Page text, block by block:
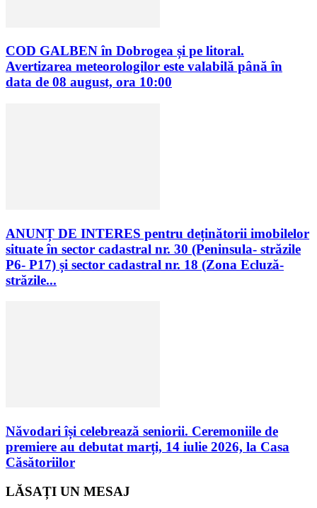
COD GALBEN în Dobrogea și pe litoral.
Avertizarea meteorologilor este valabilă până în
data de 08 august, ora 10:00
ANUNȚ DE INTERES pentru deținătorii imobilelor
situate în sector cadastral nr. 30 (Peninsula- străzile
P6- P17) și sector cadastral nr. 18 (Zona Ecluză-
străzile...
Năvodari își celebrează seniorii. Ceremoniile de
premiere au debutat marți, 14 iulie 2026, la Casa
Căsătoriilor
LĂSAȚI UN MESAJ